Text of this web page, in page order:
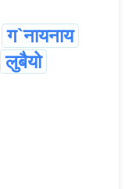
ग`‌नायनाय
लुबैयो